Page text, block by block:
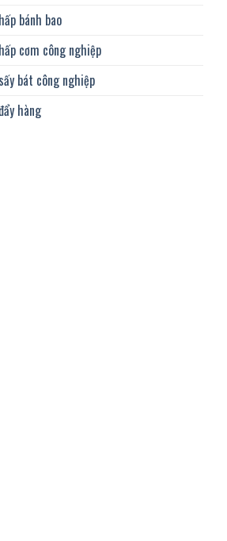
bánh bao
cơm công nghiệp
bát công nghiệp
hàng